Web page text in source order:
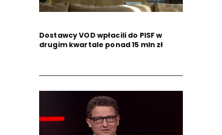
Dostawcy VOD wpłacili do PISF w
drugim kwartale ponad 15 mln zł